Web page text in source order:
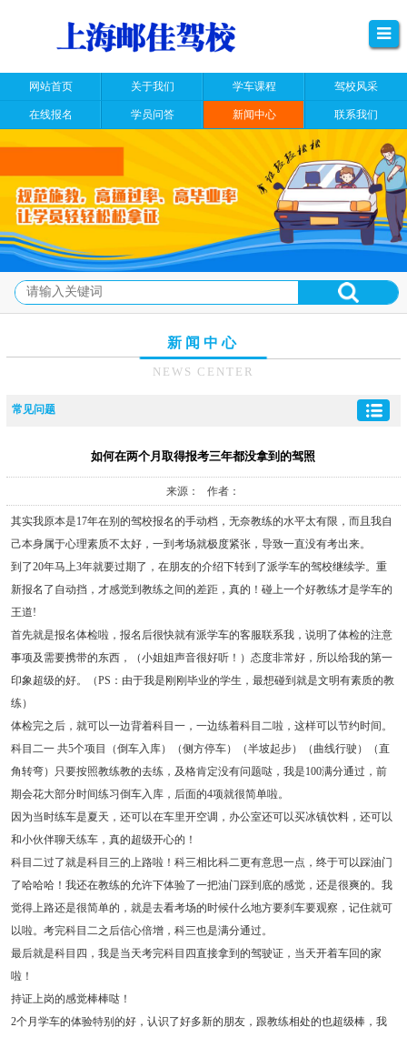
网站首页 关于我们 学车课程 驾校风采
在线报名 学员问答 新闻中心 联系我们
新闻中心
NEWS CENTER
常见问题
如何在两个月取得报考三年都没拿到的驾照
来源： 作者：
其实我原本是17年在别的驾校报名的手动档，无奈教练的水平太有限，而且我自
己本身属于心理素质不太好，一到考场就极度紧张，导致一直没有考出来。
到了20年马上3年就要过期了，在朋友的介绍下转到了派学车的驾校继续学。重
新报名了自动挡，才感觉到教练之间的差距，真的！碰上一个好教练才是学车的
王道!
首先就是报名体检啦，报名后很快就有派学车的客服联系我，说明了体检的注意
事项及需要携带的东西，（小姐姐声音很好听！）态度非常好，所以给我的第一
印象超级的好。（PS：由于我是刚刚毕业的学生，最想碰到就是文明有素质的教
练）
体检完之后，就可以一边背着科目一，一边练着科目二啦，这样可以节约时间。
科目二一 共5个项目（倒车入库）（侧方停车）（半坡起步）（曲线行驶）（直
角转弯）只要按照教练教的去练，及格肯定没有问题哒，我是100满分通过，前
期会花大部分时间练习倒车入库，后面的4项就很简单啦。
因为当时练车是夏天，还可以在车里开空调，办公室还可以买冰镇饮料，还可以
和小伙伴聊天练车，真的超级开心的！
科目二过了就是科目三的上路啦！科三相比科二更有意思一点，终于可以踩油门
了哈哈哈！我还在教练的允许下体验了一把油门踩到底的感觉，还是很爽的。我
觉得上路还是很简单的，就是去看考场的时候什么地方要刹车要观察，记住就可
以啦。考完科目二之后信心倍增，科三也是满分通过。
最后就是科目四，我是当天考完科目四直接拿到的驾驶证，当天开着车回的家
啦！
持证上岗的感觉棒棒哒！
2个月学车的体验特别的好，认识了好多新的朋友，跟教练相处的也超级棒，我